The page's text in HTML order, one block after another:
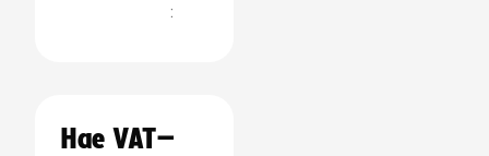
:
Hae VAT–